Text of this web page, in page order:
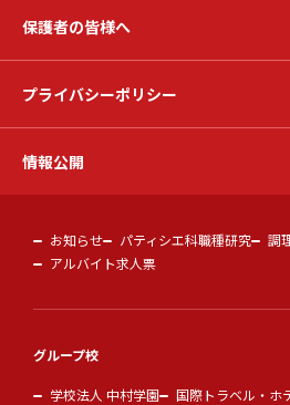
保護者の皆様へ
プライバシーポリシー
情報公開
お知らせ パティシエ科職種研究 調
アルバイト求人票
グループ校
学校法人 中村学園
国際トラベル・ホ